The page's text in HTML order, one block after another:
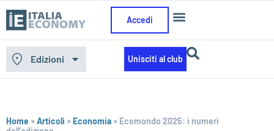
Accedi
Edizioni Unisciti al club
Home »Articoli »Economia » Ecomondo 2025: i numeri